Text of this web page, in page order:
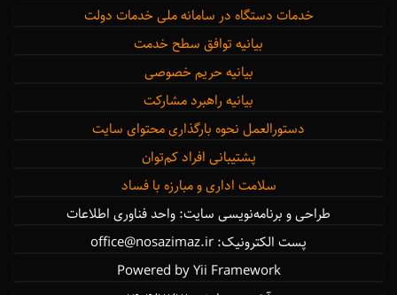
خدمات دستگاه در سامانه ملی خدمات دولت
بیانیه توافق سطح خدمت
بیانیه حریم خصوصی
بیانیه راهبرد مشارکت
دستورالعمل نحوه بارگذاری محتوای سایت
پشتیبانی افراد کم‌توان
سلامت اداری و مبارزه با فساد
طراحی و برنامه‌نویسی سایت: واحد فناوری اطلاعات
پست الکترونیک: office@nosazimaz.ir
Powered by Yii Framework